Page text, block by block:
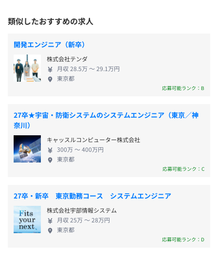
時に多言語表示
事例⑥ パブリックGPUクラウドプラットフォーム開発：
AI開発に不可欠なGPUサーバーを、複数のデータセンター
から選択しオンデマンドで利用可能にする基盤構築
事例⑦ 独自AIプラットフォーム構築： 国内大手企業グル
ープにおいて、独自に利用できるAIサービス環境を提供
◆新人研修
4月からのOff-JT3カ月（ビジネスマナー等含む）＋On-
JT9カ月。1年間の研修期間を設けることで、開発現場に
出る下地を育てます。
Off-JTでは、経験の有無を問わず、Java、C#、PL/SQL、
◆年次別フォローアップ研修
入社2～3年目を中心に、業務使用頻度が少なかったり苦
手意識のある技術を中心に復習します。
また、将来必要になるビジネススキル研修を選んで先取り
受動喫煙防止措置に関する事項
屋内原則禁煙（喫煙室あり）
分未満
・東京メトロ銀座線「神田」駅1番出口より徒歩1分未満
年末年始7連休）
【有給休暇】
◆入社時有休10日付与
◆有休取得推奨日：年8日（2026年度）
◆計画年休：年5日（2026年度）
◆2025年度全社平均有給休暇取得日数：13日（計画年休
【その他】
◆2025年度育児休業取得者：3名
◆2025年度時短勤務者：2名
・残業手当（残業時間に応じて支給、固定分なし）
・資格保有手当（基本情報技術者の場合:1,000円/月、応
用情報技術者の場合:2,000円/月など）※複数保有の場合
加算
・在宅勤務手当（月11日以上在宅勤務の場合、5,000円/
者）、ハラスメント教育、メンタルヘルス教育
◆新入社員／昇格者対象
ロードマップ研修
自己啓発支援の有無及びその内容
◆学習支援
習費用補助）
メンター制度の有無
あり
キャリアコンサルティング制度の有無及びその内容
なし
約２兆円） 【ミッション】 「社会のインフラをITで
支える」 半導体、電力、都市交通、国際物流などの
インフラを担う企業の基幹業務システムを開発して
います。 【スローガン】 「人を育てる、社会を創
る」 一人ひとりの能力を拓き、最大限に活かしき
る。 個人の成長を社会全体の発展につなげます。
類似したおすすめの求人
開発エンジニア（新卒）
株式会社テンダ
月収 28.5万 〜 29.1万円
東京都
応募可能ランク：B
27卒★宇宙・防衛システムのシステムエンジニア（東京／神
奈川）
キャッスルコンピューター株式会社
300万 〜 400万円
東京都
応募可能ランク：C
27卒・新卒 東京勤務コース システムエンジニア
株式会社宇部情報システム
月収 25万 〜 28万円
東京都
応募可能ランク：D